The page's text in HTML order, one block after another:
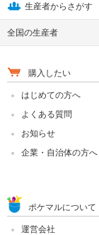
生産者からさがす
全国の生産者
購入したい
はじめての方へ
よくある質問
お知らせ
企業・自治体の方へ
ポケマルについて
運営会社